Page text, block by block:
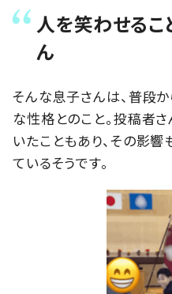
人を笑わせる
ん
そんな息子さんは、普段
な性格とのこと。投稿者
いたこともあり、その影
ているそうです。